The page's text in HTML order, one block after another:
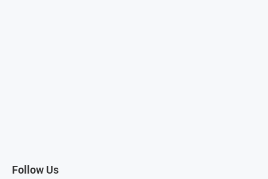
Follow Us